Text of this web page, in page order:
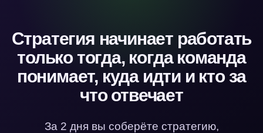
Стратегия начинает работать
только тогда, когда команда
понимает, куда идти и кто за
что отвечает
За 2 дня вы соберёте стратегию,